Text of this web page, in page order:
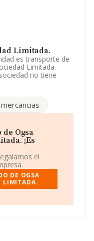
Limitada.
es transporte de
Limitada.
no tiene
Sociedad
en Vizcaya, País
de los datos de
la facturación
y la media entre
de euros de ventas
de la provincia
con ventas en 2008
Ogsa
¡Es
el
DE OGSA
LIMITADA.